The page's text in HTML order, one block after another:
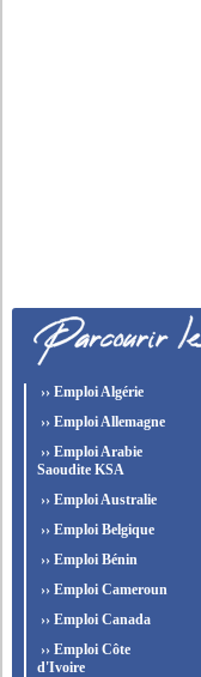
›› Emploi Algérie
›› Emploi Allemagne
›› Emploi Arabie
Saoudite KSA
›› Emploi Australie
›› Emploi Belgique
›› Emploi Bénin
›› Emploi Cameroun
›› Emploi Canada
›› Emploi Côte
d'Ivoire